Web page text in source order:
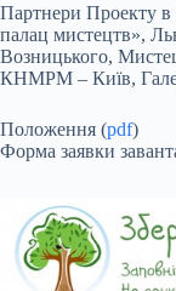
Партнери Проекту в
палац мистецтв»,
Возницького,
КНМРМ – Київ,
Положення (pdf)
Форма заявки